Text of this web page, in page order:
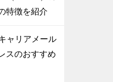
特徴を紹介
ャリアメール
スのおすすめ